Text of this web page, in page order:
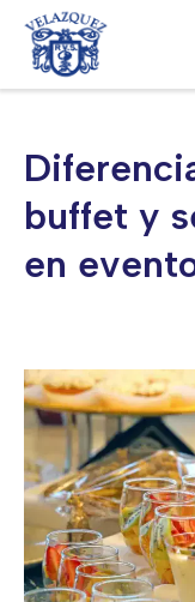
Saltar
contenido
buffet y
en